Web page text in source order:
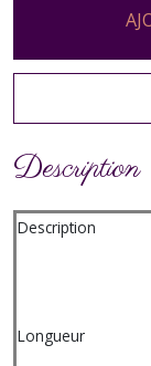
Description
Description
Longueur